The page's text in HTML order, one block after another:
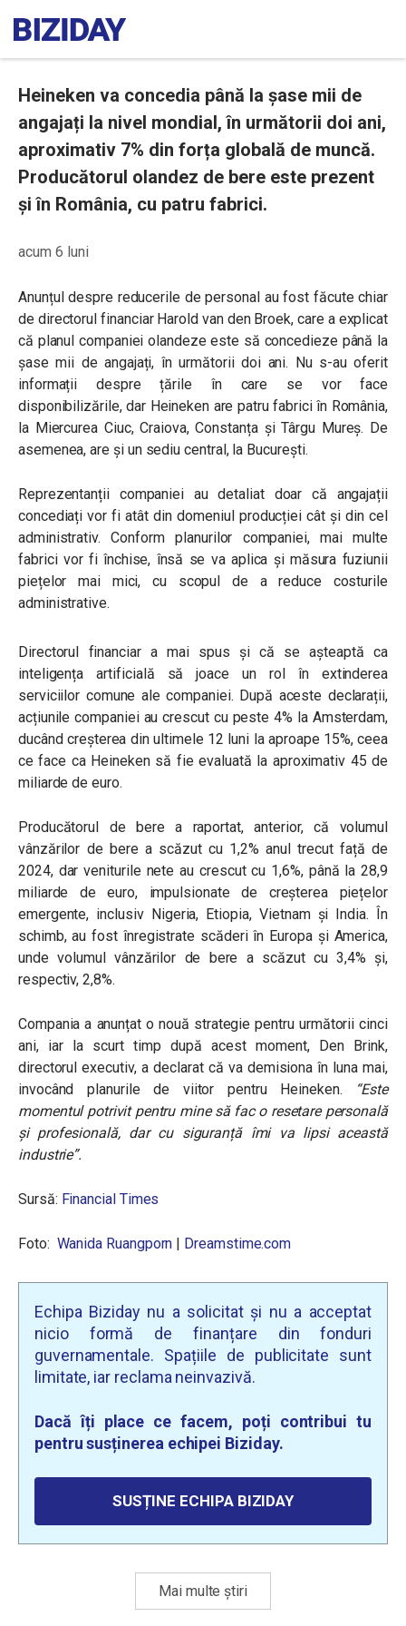
Heineken va concedia până la șase mii de
angajați la nivel mondial, în următorii doi ani,
aproximativ 7% din forța globală de muncă.
Producătorul olandez de bere este prezent
și în România, cu patru fabrici.
acum 6 luni
Anunțul despre reducerile de personal au fost făcute chiar
de directorul financiar Harold van den Broek, care a explicat
că planul companiei olandeze este să concedieze până la
șase mii de angajați, în următorii doi ani. Nu s-au oferit
informații despre țările în care se vor face
disponibilizările, dar Heineken are patru fabrici în România,
la Miercurea Ciuc, Craiova, Constanța și Târgu Mureș. De
asemenea, are și un sediu central, la București.
Reprezentanții companiei au detaliat doar că angajații
concediați vor fi atât din domeniul producției cât și din cel
administrativ. Conform planurilor companiei, mai multe
fabrici vor fi închise, însă se va aplica și măsura fuziunii
piețelor mai mici, cu scopul de a reduce costurile
administrative.
Directorul financiar a mai spus și că se așteaptă ca
inteligența artificială să joace un rol în extinderea
serviciilor comune ale companiei. După aceste declarații,
acțiunile companiei au crescut cu peste 4% la Amsterdam,
ducând creșterea din ultimele 12 luni la aproape 15%, ceea
ce face ca Heineken să fie evaluată la aproximativ 45 de
miliarde de euro.
Producătorul de bere a raportat, anterior, că volumul
vânzărilor de bere a scăzut cu 1,2% anul trecut față de
2024, dar veniturile nete au crescut cu 1,6%, până la 28,9
miliarde de euro, impulsionate de creșterea piețelor
emergente, inclusiv Nigeria, Etiopia, Vietnam și India. În
schimb, au fost înregistrate scăderi în Europa și America,
unde volumul vânzărilor de bere a scăzut cu 3,4% și,
respectiv, 2,8%.
Compania a anunțat o nouă strategie pentru următorii cinci
ani, iar la scurt timp după acest moment, Den Brink,
directorul executiv, a declarat că va demisiona în luna mai,
invocând planurile de viitor pentru Heineken.
“Este
momentul potrivit pentru mine să fac o resetare personală
și profesională, dar cu siguranță îmi va lipsi această
industrie”.
Sursă: Financial Times
Foto: Wanida Ruangporn | Dreamstime.com
Echipa Biziday nu a solicitat și nu a acceptat
nicio formă de finanțare din fonduri
guvernamentale. Spațiile de publicitate sunt
limitate, iar reclama neinvazivă.
Dacă îți place ce facem, poți contribui tu
pentru susținerea echipei Biziday.
SUSȚINE ECHIPA BIZIDAY
Mai multe știri